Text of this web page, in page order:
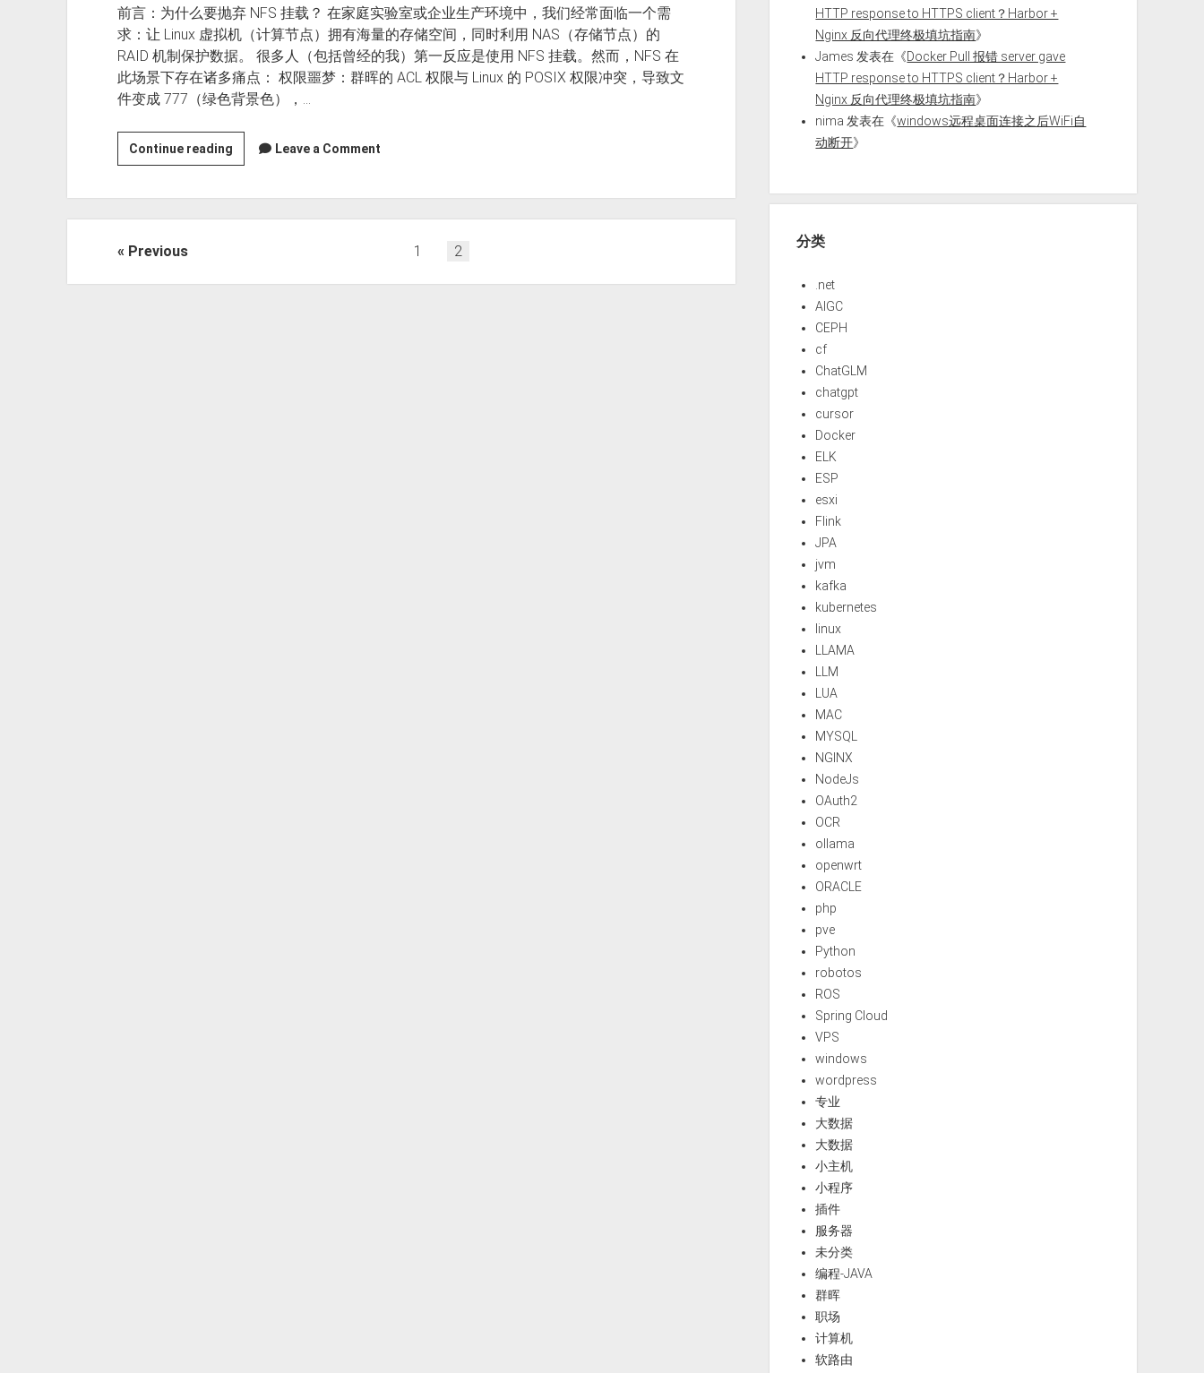
前言：为什么要抛弃 NFS 挂载？ 在家庭实验室或企业生产环境中，我们经常面临一个需
求：让 Linux 虚拟机（计算节点）拥有海量的存储空间，同时利用 NAS（存储节点）的
RAID 机制保护数据。 很多人（包括曾经的我）第一反应是使用 NFS 挂载。然而，NFS 在
此场景下存在诸多痛点： 权限噩梦：群晖的 ACL 权限与 Linux 的 POSIX 权限冲突，导致文
件变成 777（绿色背景色），…
Continue reading[最
佳
Leave a Comment
文Previous 1 2
HTTP response to HTTPS client？Harbor +
Nginx 反向代理终极填坑指南》
James 发表在《Docker Pull 报错 server gave
HTTP response to HTTPS client？Harbor +
Nginx 反向代理终极填坑指南》
nima 发表在《windows远程桌面连接之后WiFi自
动断开》
分类
.net
AIGC
CEPH
cf
ChatGLM
chatgpt
cursor
Docker
ELK
ESP
esxi
Flink
JPA
jvm
kafka
kubernetes
linux
LLAMA
LLM
LUA
MAC
MYSQL
NGINX
NodeJs
OAuth2
OCR
ollama
openwrt
ORACLE
php
pve
Python
robotos
ROS
Spring Cloud
VPS
windows
wordpress
专业
大数据
大数据
小主机
小程序
插件
服务器
未分类
编程-JAVA
群晖
职场
计算机
软路由